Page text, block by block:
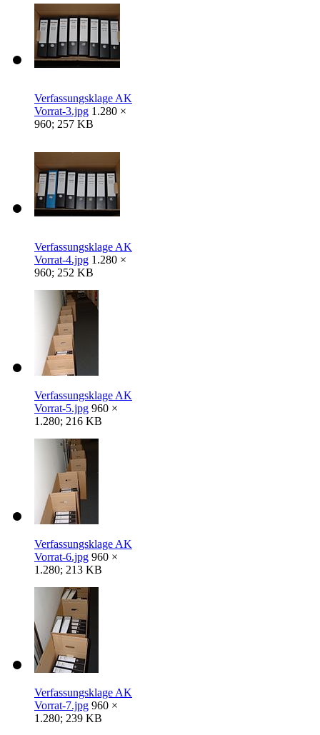
Verfassungsklage AK
Vorrat-3.jpg 1.280 ×
960; 257 KB
Verfassungsklage AK
Vorrat-4.jpg 1.280 ×
960; 252 KB
Verfassungsklage AK
Vorrat-5.jpg 960 ×
1.280; 216 KB
Verfassungsklage AK
Vorrat-6.jpg 960 ×
1.280; 213 KB
Verfassungsklage AK
Vorrat-7.jpg 960 ×
1.280; 239 KB